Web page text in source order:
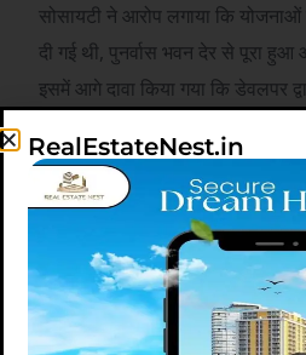
सोसायटी ने आरोप लगाया कि
दी गई थी, पुनर्वास भवन देर से पूरा
इसमें आगे दावा किया गया कि डेवलपर
कब्जा करने के लिए मजबूर होना पड़ा।
सोसायटी ने कहा कि सूचना के अधिकार
स्वीकृत योजनाओं से पता चला है कि
रूम में “ओपन-टू-स्काई डक्ट्स” दिखाकर
को कम कर दिया था, और क्षेत्र को
RealEstateNest.in